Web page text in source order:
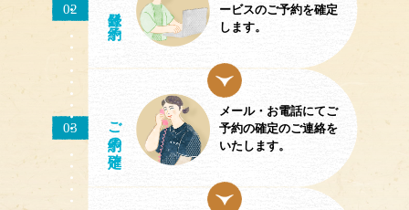
02
ービスのご予約を確定
します。
03
ご予約
の確定
メール・お電話にてご
予約の確定のご連絡を
いたします。